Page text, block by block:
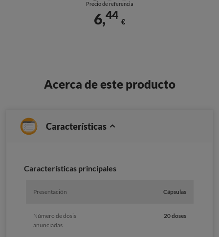
Precio de referencia
6,44
€
Acerca de este producto
Características
Características principales
Presentación Cápsulas
Número de dosis
anunciadas
20 doses